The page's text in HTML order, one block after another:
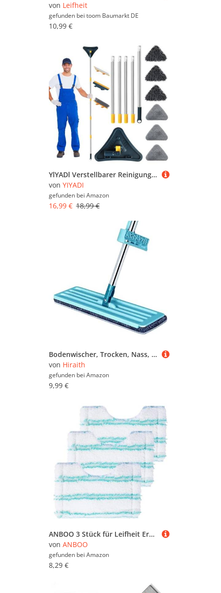
von Leifheit
gefunden bei toom Baumarkt DE
10,99 €
YlYADl Verstellbarer Reinigungsmopp,Dreieckiger Reinigungsmopp,Bodenwischer Wischmopp mit Langem Griff,180 ° rotierbares Wandwischmop,Fliesenwischer für gründlichen Reinigung des gesamten Hauses
von YIYADI
gefunden bei Amazon
16,99 € 18,99 €
Bodenwischer, Trocken, Nass, Dual-Use-Mikrofaser-Release, Handwäsche, Flache Reinigung, Fliesenwischer für den Heimgebrauch (Mopp, 2 Stück Pads)
von Hiraith
gefunden bei Amazon
9,99 €
ANBOO 3 Stück für Leifheit Ersatzbezug Bath Cleaner Mikrofasern Set, 20x12,5cm Badwischer Bath Cleaner, Micro Duo Telescope Ersatz Zubehör, für Fliesenwischer Ideal, Starke Dekontamination
von ANBOO
gefunden bei Amazon
8,29 €